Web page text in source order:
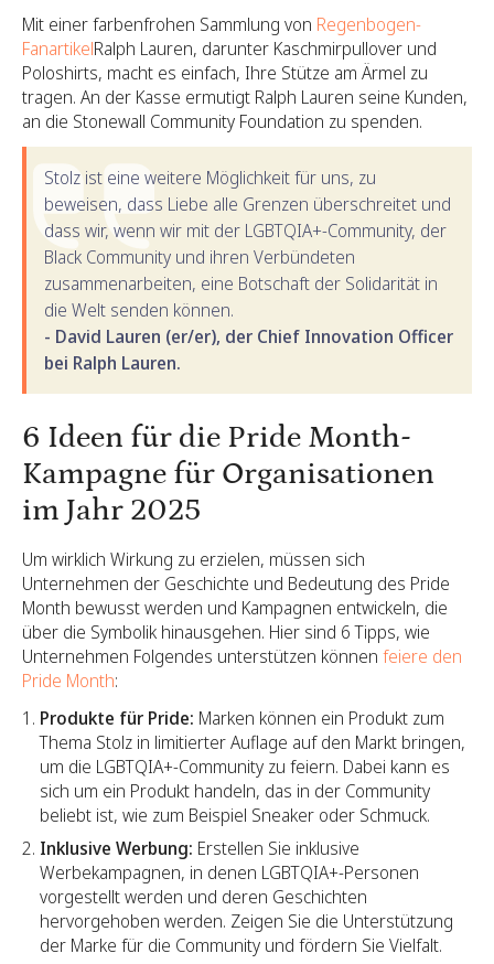
Mit einer farbenfrohen Sammlung von Regenbogen-
FanartikelRalph Lauren, darunter Kaschmirpullover und
Poloshirts, macht es einfach, Ihre Stütze am Ärmel zu
tragen. An der Kasse ermutigt Ralph Lauren seine Kunden,
an die Stonewall Community Foundation zu spenden.
Stolz ist eine weitere Möglichkeit für uns, zu
beweisen, dass Liebe alle Grenzen überschreitet und
dass wir, wenn wir mit der LGBTQIA+-Community, der
Black Community und ihren Verbündeten
zusammenarbeiten, eine Botschaft der Solidarität in
die Welt senden können.
- David Lauren (er/er), der Chief Innovation Officer
bei Ralph Lauren.
6 Ideen für die Pride Month-
Kampagne für Organisationen
im Jahr 2025
Um wirklich Wirkung zu erzielen, müssen sich
Unternehmen der Geschichte und Bedeutung des Pride
Month bewusst werden und Kampagnen entwickeln, die
über die Symbolik hinausgehen. Hier sind 6 Tipps, wie
Unternehmen Folgendes unterstützen können feiere den
Pride Month:
Produkte für Pride: Marken können ein Produkt zum
Thema Stolz in limitierter Auflage auf den Markt bringen,
um die LGBTQIA+-Community zu feiern. Dabei kann es
sich um ein Produkt handeln, das in der Community
beliebt ist, wie zum Beispiel Sneaker oder Schmuck.
Inklusive Werbung: Erstellen Sie inklusive
Werbekampagnen, in denen LGBTQIA+-Personen
vorgestellt werden und deren Geschichten
hervorgehoben werden. Zeigen Sie die Unterstützung
der Marke für die Community und fördern Sie Vielfalt.